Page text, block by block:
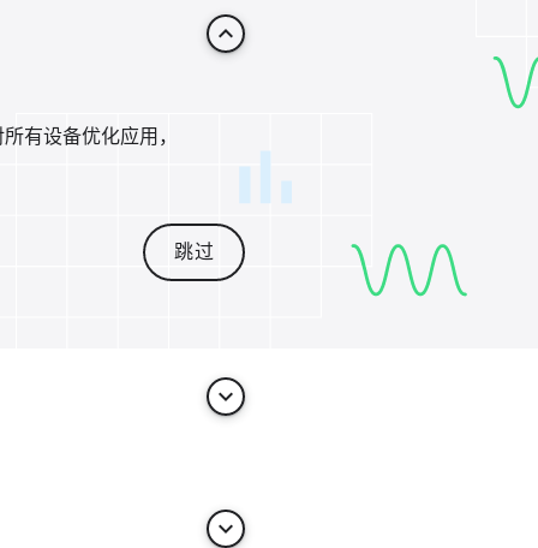
keyboard_arrow_up
有设备优化应用，
跳过
keyboard_arrow_down
keyboard_arrow_down